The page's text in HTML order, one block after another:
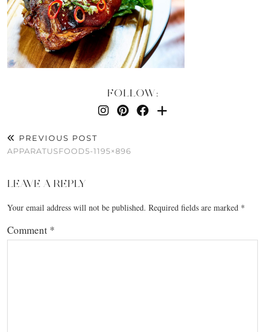
FOLLOW:
PREVIOUS POST
APPARATUSFOOD5-1195×896
LEAVE A REPLY
Your email address will not be published. Required fields are marked *
Comment *